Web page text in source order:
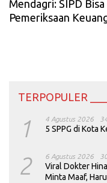
Mendagri: SIPD
Pemeriksaan
TERPOPULER ____
1 4 Agustus 2026
5 SPPG di Kota
2 6 Agustus 2026
Viral Dokter
Minta Maaf,